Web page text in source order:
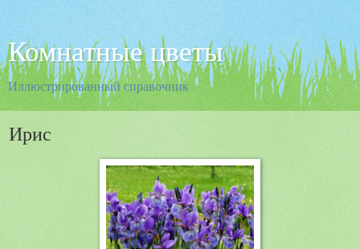
Комнатные цветы
Иллюстрированный справочник
Ирис